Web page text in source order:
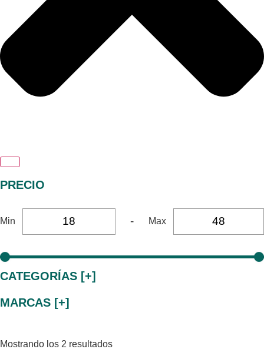
PRECIO
Min - Max
CATEGORÍAS [+]
MARCAS [+]
Mostrando los 2 resultados